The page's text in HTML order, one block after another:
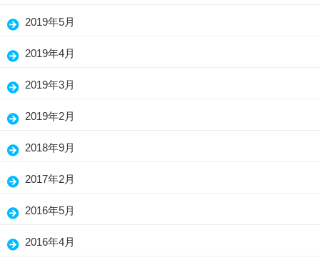
2019年5月
2019年4月
2019年3月
2019年2月
2018年9月
2017年2月
2016年5月
2016年4月